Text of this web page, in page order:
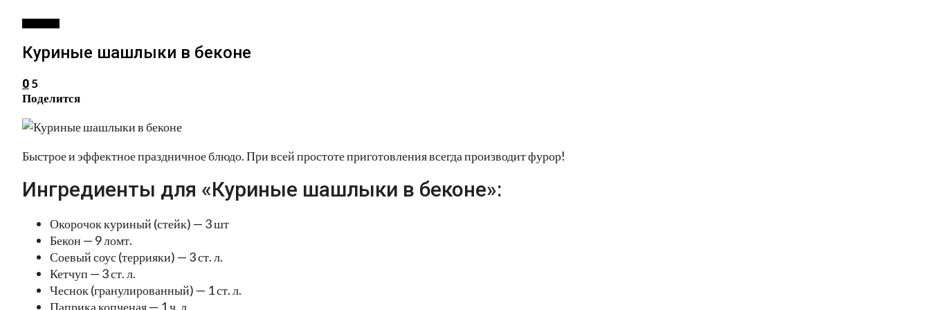
Куриные шашлыки в беконе
0 5
Поделится
Быстрое и эффектное праздничное блюдо. При всей простоте приготовления всегда производит фурор!
Ингредиенты для «Куриные шашлыки в беконе»:
Окорочок куриный (стейк) — 3 шт
Бекон — 9 ломт.
Соевый соус (террияки) — 3 ст. л.
Кетчуп — 3 ст. л.
Чеснок (гранулированный) — 1 ст. л.
Паприка копченая — 1 ч. л.